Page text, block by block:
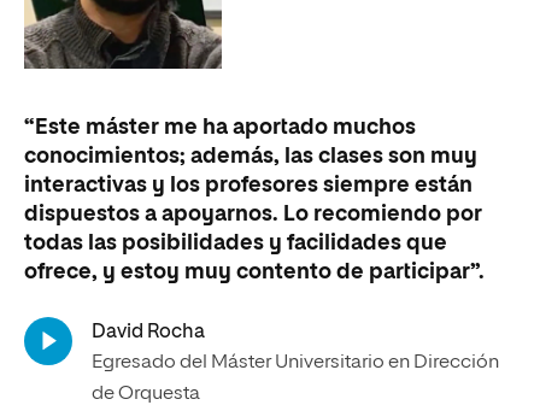
“Este máster me ha aportado muchos
conocimientos; además, las clases son muy
interactivas y los profesores siempre están
dispuestos a apoyarnos. Lo recomiendo por
todas las posibilidades y facilidades que
ofrece, y estoy muy contento de participar”.
David Rocha
Egresado del Máster Universitario en Dirección
de Orquesta